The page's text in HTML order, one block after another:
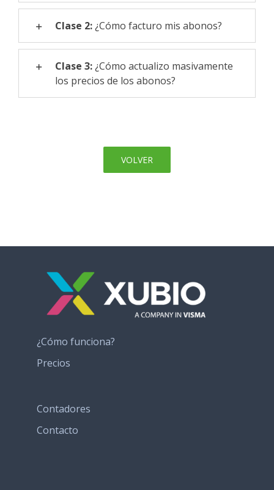
Clase 2:¿Cómo facturo mis abonos?
Clase 3:¿Cómo actualizo masivamente
los precios de los abonos?
VOLVER
¿Cómo funciona?
Precios
Contadores
Contacto